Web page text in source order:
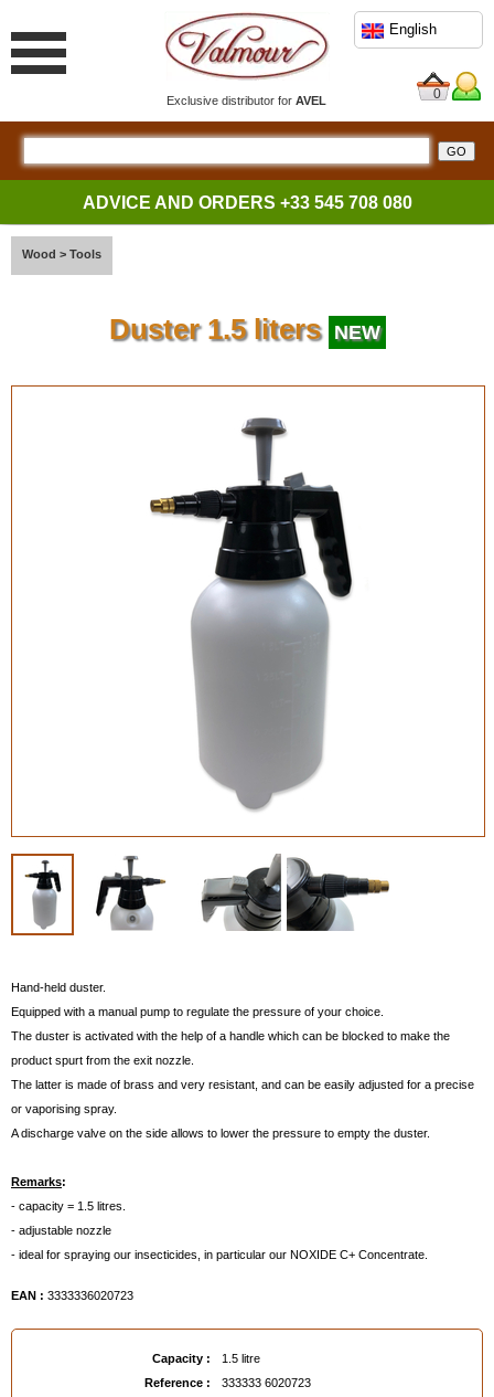
Exclusive distributor forAVEL
English
0
ADVICE AND ORDERS +33 545 708 080
Wood > Tools
Duster 1.5 liters NEW
Hand-held duster.
Equipped with a manual pump to regulate the pressure of your choice.
The duster is activated with the help of a handle which can be blocked to make the
product spurt from the exit nozzle.
The latter is made of brass and very resistant, and can be easily adjusted for a precise
or vaporising spray.
A discharge valve on the side allows to lower the pressure to empty the duster.
Remarks:
- capacity = 1.5 litres.
- adjustable nozzle
- ideal for spraying our insecticides, in particular our NOXIDE C+ Concentrate.
EAN : 3333336020723
Capacity :
1.5 litre
Reference :
333333 6020723